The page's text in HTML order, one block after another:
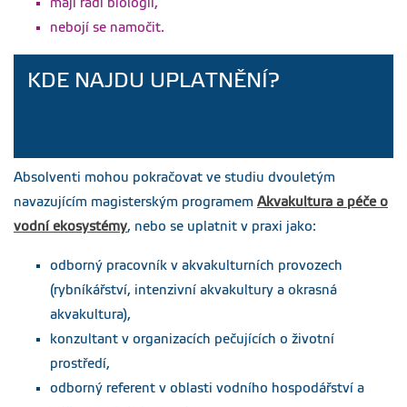
od2021-oboustranny-
tisk.docx
tvoření citací a
zavazna-pravidla-
literatury-bp-dp-2018-
2019-fappz.pdf
379.29
kB
07.04.2021
AI v kvalifikačních
pracích FAPPZ
infografika-ai-
Velikost
kB
Aktualizováno
17.03.2026
Pokyny k
využívání nástrojů
při zpracování
Velikost Aktualizováno
nebojí se namočit.
KDE NAJDU UPLATNĚNÍ?
Absolventi mohou pokračovat ve studiu dvouletým
navazujícím magisterským programem Akvakultura a péče o
vodní ekosystémy, nebo se uplatnit v praxi jako:
odborný pracovník v akvakulturních provozech
(rybníkářství, intenzivní akvakultury a okrasná
akvakultura),
konzultant v organizacích pečujících o životní
prostředí,
odborný referent v oblasti vodního hospodářství a